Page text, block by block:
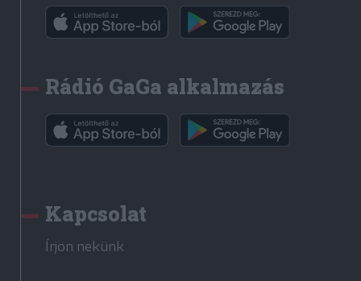
Rádió GaGa alkalmazás
Kapcsolat
Írjon nekünk